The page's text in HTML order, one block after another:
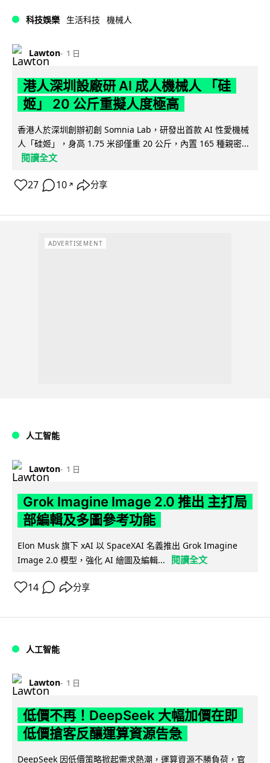
科技娛樂 生活科技 機械人
Lawton 1 日
港人深圳設廠研 AI 成人機械人 「硅
姬」 20 公斤重擬人度極高
香港人於深圳創辦初創 Somnia Lab，研發出首款 AI 性愛機械
人「硅姬」，身高 1.75 米卻僅重 20 公斤，內置 165 種親密...
閱讀全文
27 10 ↗ 分享
ADVERTISEMENT
人工智能
Lawton 1 日
Grok Imagine Image 2.0 推出 主打局
部編輯及多圖參考功能
Elon Musk 旗下 xAI 以 SpaceXAI 名義推出 Grok Imagine
Image 2.0 模型，強化 AI 繪圖及編輯...
閱讀全文
14 分享
人工智能
Lawton 1 日
低價不再！DeepSeek 大幅加價在即
低價搶客反釀運算資源告急
DeepSeek 因低價策略掀起需求熱潮，運算資源不勝負荷，官